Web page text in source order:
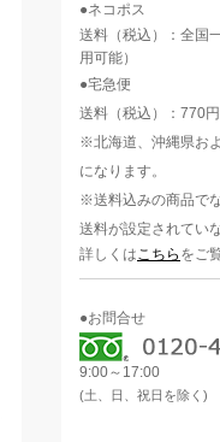
●ネコポス
送料（税込）：全国
用可能）
●宅急便
送料（税込）：770
※北海道、沖縄県お
になります。
※送料込みの商品で
送料が設定されてい
詳しくはこちら をご
●お問合せ
9:00～17:00
(土、日、祝日を除く)